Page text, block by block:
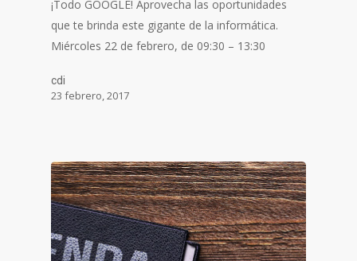
¡Todo GOOGLE! Aprovecha las oportunidades
que te brinda este gigante de la informática.
Miércoles 22 de febrero, de 09:30 – 13:30
cdi
23 febrero, 2017